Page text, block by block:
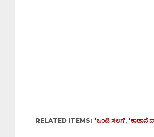
RELATED ITEMS: 'ಒಂಟಿ ಸಲಗ', 'ಕಾಡಾನೆ